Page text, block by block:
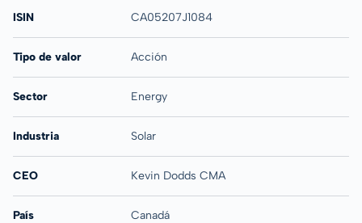
ISIN CA05207J1084
Tipo de valor Acción
Sector Energy
Industria Solar
CEO Kevin Dodds CMA
País Canadá